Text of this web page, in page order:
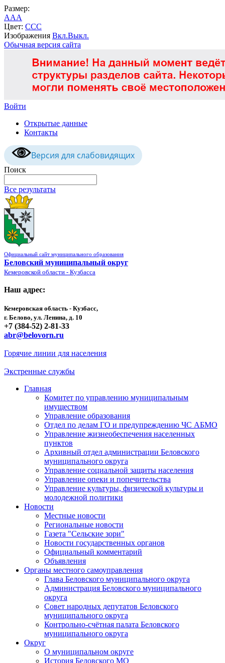
Размер:
AAA
Цвет: CCC
Изображения Вкл.Выкл.
Обычная версия сайта
Войти
Открытые данные
Контакты
Версия для слабовидящих
Поиск
Все результаты
Официальный сайт муниципального образования
Беловский муниципальный округ
Кемеровской области - Кузбасса
Наш адрес:
Кемеровская область - Кузбасс,
г. Белово, ул. Ленина, д. 10
+7 (384-52) 2-81-33
abr@belovorn.ru
Горячие линии для населения
Экстренные службы
Главная
Комитет по управлению муниципальным
имуществом
Управление образования
Отдел по делам ГО и предупреждению ЧС АБМО
Управление жизнеобеспечения населенных
пунктов
Архивный отдел администрации Беловского
муниципального округа
Управление социальной защиты населения
Управление опеки и попечительства
Управление культуры, физической культуры и
молодежной политики
Новости
Местные новости
Региональные новости
Газета "Сельские зори"
Новости государственных органов
Официальный комментарий
Объявления
Органы местного самоуправления
Глава Беловского муниципального округа
Администрация Беловского муниципального
округа
Совет народных депутатов Беловского
муниципального округа
Контрольно-счётная палата Беловского
муниципального округа
Округ
О муниципальном округе
История Беловского МО